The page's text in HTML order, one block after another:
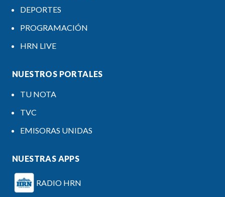
DEPORTES
PROGRAMACIÓN
HRN LIVE
NUESTROS PORTALES
TU NOTA
TVC
EMISORAS UNIDAS
NUESTRAS APPS
RADIO HRN